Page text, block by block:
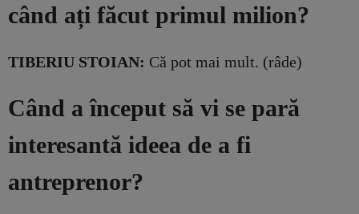
când ați făcut primul milion?
TIBERIU STOIAN: Că pot mai mult. (râde)
Când a început să vi se pară
interesantă ideea de a fi
antreprenor?